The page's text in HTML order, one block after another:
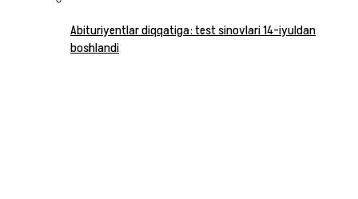
Abituriyentlar diqqatiga: test sinovlari 14-iyuldan
boshlandi